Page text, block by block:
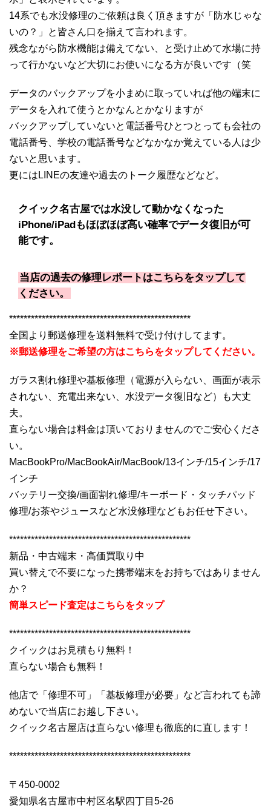
14系でも水没修理のご依頼は良く頂きますが「防水じゃな
いの？」と皆さん口を揃えて言われます。
残念ながら防水機能は備えてない、と受け止めて水場に持
って行かないなど大切にお使いになる方が良いです（笑
データのバックアップを小まめに取っていれば他の端末に
データを入れて使うとかなんとかなりますが
バックアップしていないと電話番号ひとつとっても会社の
電話番号、学校の電話番号などなかなか覚えている人は少
ないと思います。
更にはLINEの友達や過去のトーク履歴などなど。
クイック名古屋では水没して動かなくなった
iPhone/iPadもほぼほぼ高い確率でデータ復旧が可
能です。
当店の過去の修理レポートはこちらをタップして
ください。
**************************************************
全国より郵送修理を送料無料で受け付けしてます。
※郵送修理をご希望の方はこちらをタップしてください。
ガラス割れ修理や基板修理（電源が入らない、画面が表示
されない、充電出来ない、水没データ復旧など）も大丈
夫。
直らない場合は料金は頂いておりませんのでご安心くださ
い。
MacBookPro/MacBookAir/MacBook/13インチ/15インチ/17
インチ
バッテリー交換/画面割れ修理/キーボード・タッチパッド
修理/お茶やジュースなど水没修理などもお任せ下さい。
**************************************************
新品・中古端末・高価買取り中
買い替えで不要になった携帯端末をお持ちではありません
か？
簡単スピード査定はこちらをタップ
**************************************************
クイックはお見積もり無料！
直らない場合も無料！
他店で「修理不可」「基板修理が必要」など言われても諦
めないで当店にお越し下さい。
クイック名古屋店は直らない修理も徹底的に直します！
**************************************************
〒450-0002
愛知県名古屋市中村区名駅四丁目5-26